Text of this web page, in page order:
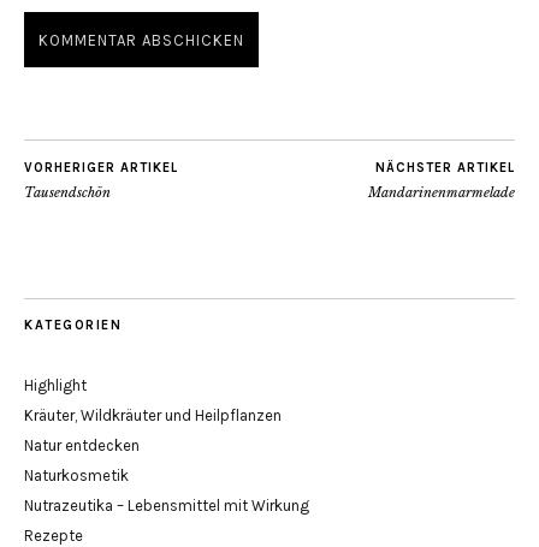
VORHERIGER ARTIKEL
Tausendschön
NÄCHSTER ARTIKEL
Mandarinenmarmelade
KATEGORIEN
Highlight
Kräuter, Wildkräuter und Heilpflanzen
Natur entdecken
Naturkosmetik
Nutrazeutika – Lebensmittel mit Wirkung
Rezepte